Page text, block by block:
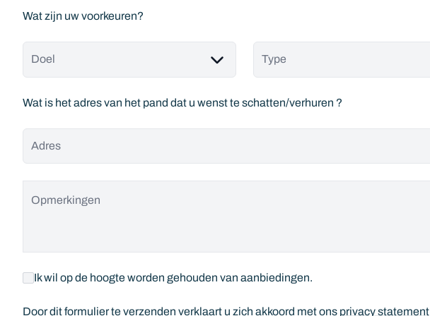
Wat zijn uw voorkeuren?
Doel Type
Wat is het adres van het pand dat u wenst te schatten/verhuren ?
Adres
Opmerkingen
Ik wil op de hoogte worden gehouden van aanbiedingen.
Door dit formulier te verzenden verklaart u zich akkoord met onsprivacy statement